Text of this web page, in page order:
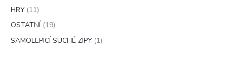
HRY (11)
OSTATNÍ (19)
SAMOLEPICÍ SUCHÉ ZIPY (1)